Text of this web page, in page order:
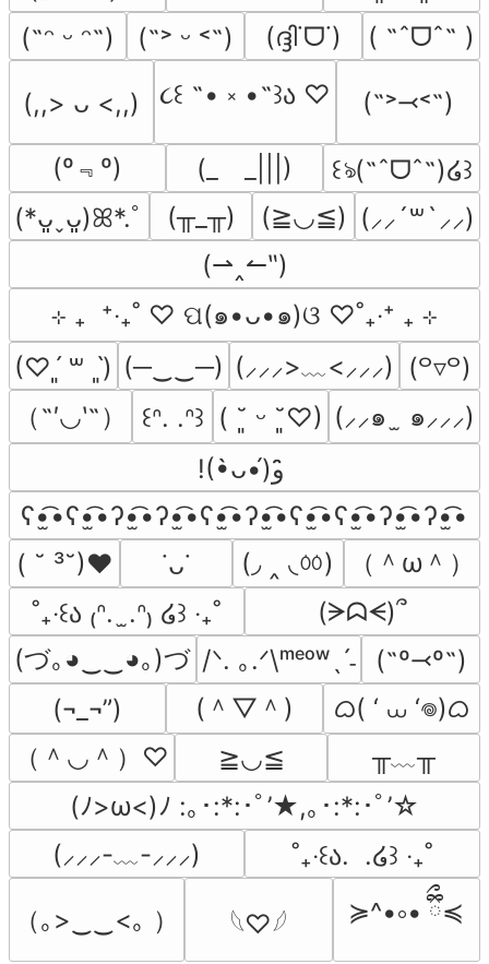
(˶ᵔ ᵕ ᵔ˶)
(˶˃ ᵕ ˂˶) (ദ്ദി˙ᗜ˙) ( ˶ˆᗜˆ˵ )
(,,> ᴗ <,,) ૮꒰ ˶• ༝ •˶꒱ა ♡ (˶˃⤙˂˶)
(º﹃º) (_　_|||)
꒰ঌ(˶ˆᗜˆ˵)໒꒱
(*ᴗ͈ˬᴗ͈)ꕤ*.ﾟ
(╥_╥) (≧◡≦) (⸝⸝´꒳`⸝⸝)
(⇀‸↼‶)
⊹ ₊  ⁺‧₊˚ ♡ ପ(๑•ᴗ•๑)ଓ ♡˚₊‧⁺ ₊ ⊹
(♡ˊ͈ ꒳ ˋ͈) (─‿‿─) (⸝⸝⸝>﹏<⸝⸝⸝) (꒪▿꒪)
（˶′◡‵˶）
꒰ᐢ. .ᐢ꒱ ( ˘͈ ᵕ ˘͈♡) (⸝⸝๑  ̫ ๑⸝⸝⸝)
ʕ•̫͡•ʕ•̫͡•ʔ•̫͡•ʔ•̫͡•ʕ•̫͡•ʔ•̫͡•ʕ•̫͡•ʕ•̫͡•ʔ•̫͡•ʔ•̫͡•
( ˘ ³˘)♥
˙ᴗ˙ (◞ ‸ ◟ㆀ)
（＾ω＾）
˚₊‧꒰ა ₍ᐢ.  ̫.ᐢ₎ ໒꒱ ‧₊˚
(ᗒᗣᗕ)՞
(づ｡◕‿‿◕｡)づ /ᐠ. ｡.ᐟ\ᵐᵉᵒʷˎˊ˗
(˶º⤙º˶)
(¬_¬”)
(＾▽＾)
ᜊ( ‘ ⩊ ‘𖦹)ᜊ
（＾◡＾）♡
≧◡≦
╥﹏╥
(ﾉ>ω<)ﾉ :｡･:*:･ﾟ’★,｡･:*:･ﾟ’☆
(⸝⸝⸝-﹏-⸝⸝⸝)
˚₊‧꒰ა.  .໒꒱ ‧₊˚
（｡>‿‿<｡ ） 𓆩♡𓆪 ≽^•༚• ྀིྀ≼